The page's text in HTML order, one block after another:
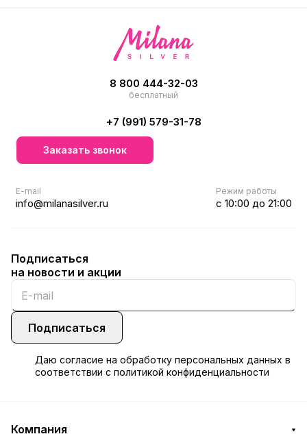
8 800 444-32-03
бесплатный
+7 (991) 579-31-78
Заказать звонок
E-mail
info@milanasilver.ru
Режим работы
с 10:00 до 21:00
Подписаться
на новости и акции
Подписаться
Даю согласие на обработку персональных данных в
соответствии с политикой конфиденциальности
Компания